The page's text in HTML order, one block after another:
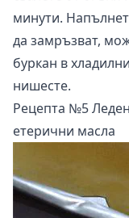
минути.
да замръзват,
буркан в
нишесте.
Рецепта №5
етерични масла